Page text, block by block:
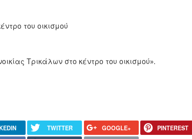
του οικισμού
Τρικάλων στο κέντρο του οικισμού».
TWITTER GOOGLE+
PINTEREST